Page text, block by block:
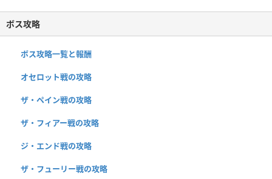
ボス攻略
ボス攻略一覧と報酬
オセロット戦の攻略
ザ・ペイン戦の攻略
ザ・フィアー戦の攻略
ジ・エンド戦の攻略
ザ・フューリー戦の攻略